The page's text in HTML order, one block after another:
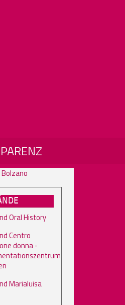
Oral History
Centro
donna -
Marialuisa